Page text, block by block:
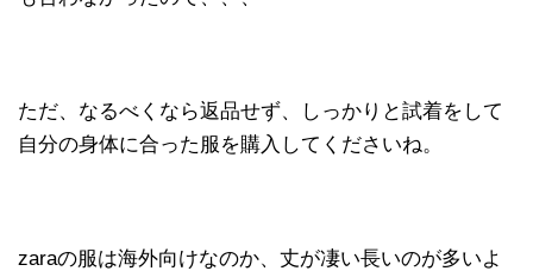
ただ、なるべくなら返品せず、しっかりと試着をして
自分の身体に合った服を購入してくださいね。
zaraの服は海外向けなのか、丈が凄い長いのが多いよ